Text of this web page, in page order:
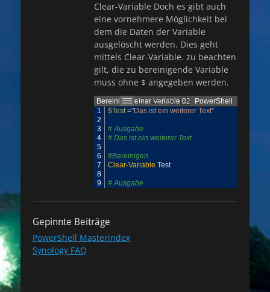
Clear-Variable Doch es gibt auch
eine vornehmere Möglichkeit bei
dem die Daten der Variable
ausgelöscht werden. Dies geht
mittels Clear-Variable. zu beachten
gilt, die zu bereinigende Variable
muss ohne $ angegeben werden.
Bereinigen einer Variable 02
PowerShell
1
2
3
4
5
6
7
8
9
$Test ="Das ist ein weiterer Text"
# Ausgabe
# Das ist ein weiterer Text
#Bereinigen
Clear-Variable Test
# Ausgabe
Gepinnte Beiträge
PowerShell Masterindex
Synology FAQ